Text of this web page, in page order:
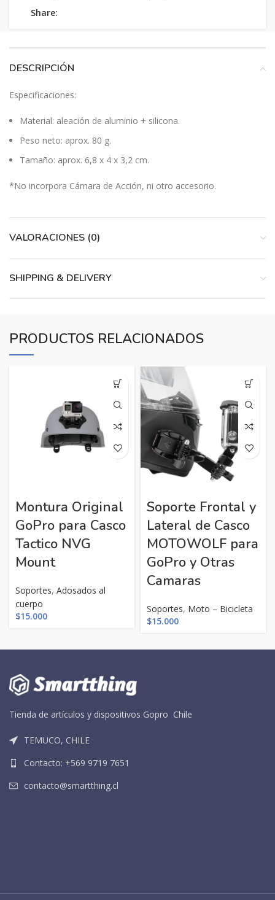
Share:
DESCRIPCIÓN
Especificaciones:
Material: aleación de aluminio + silicona.
Peso neto: aprox. 80 g.
Tamaño: aprox. 6,8 x 4 x 3,2 cm.
*No incorpora Cámara de Acción, ni otro accesorio.
VALORACIONES (0)
SHIPPING & DELIVERY
PRODUCTOS RELACIONADOS
Montura Original
GoPro para Casco
Tactico NVG
Mount
Soportes, Adosados al
cuerpo
$15.000
Soporte Frontal y
Lateral de Casco
MOTOWOLF para
GoPro y Otras
Camaras
Soportes, Moto – Bicicleta
$15.000
Tienda de artículos y dispositivos Gopro Chile
TEMUCO, CHILE
Contacto: +569 9719 7651
contacto@smartthing.cl